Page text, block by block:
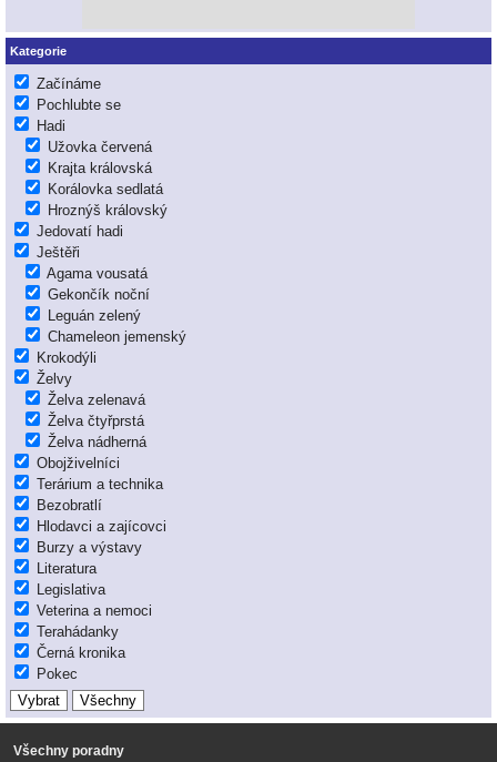
Kategorie
Začínáme
Pochlubte se
Hadi
Užovka červená
Krajta královská
Korálovka sedlatá
Hroznýš královský
Jedovatí hadi
Ještěři
Agama vousatá
Gekončík noční
Leguán zelený
Chameleon jemenský
Krokodýli
Želvy
Želva zelenavá
Želva čtyřprstá
Želva nádherná
Obojživelníci
Terárium a technika
Bezobratlí
Hlodavci a zajícovci
Burzy a výstavy
Literatura
Legislativa
Veterina a nemoci
Terahádanky
Černá kronika
Pokec
Všechny poradny